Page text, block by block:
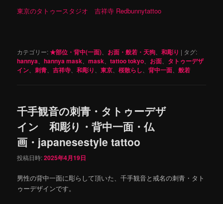
東京のタトゥースタジオ 吉祥寺 Redbunnytattoo
カテゴリー:★部位・背中(一面) お面・般若・天狗 、和彫り | タグ:
hannya 、hannya mask 、mask 、tattoo tokyo お面
タトゥーデザ
イン 、刺青 、吉祥寺 、和彫り 、東京 、桜散らし 、背中一面 、般若
千手観音の刺青・タトゥーデザ
イン 和彫り・背中一面・仏
画・japanesestyle tattoo
投稿日時:2025年4月19日
男性の背中一面に彫らして頂いた、千手観音と戒名の刺青・タト
ゥーデザインです。